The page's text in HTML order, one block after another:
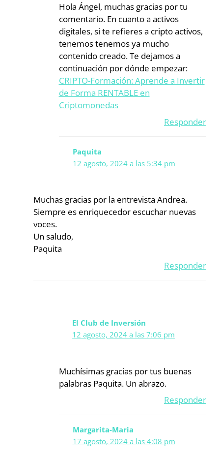
Hola Ángel, muchas gracias por tu
comentario. En cuanto a activos
digitales, si te refieres a cripto activos,
tenemos tenemos ya mucho
contenido creado. Te dejamos a
continuación por dónde empezar:
CRIPTO-Formación: Aprende a Invertir
de Forma RENTABLE en
Criptomonedas
Responder
Paquita
12 agosto, 2024 a las 5:34 pm
Muchas gracias por la entrevista Andrea.
Siempre es enriquecedor escuchar nuevas
voces.
Un saludo,
Paquita
Responder
El Club de Inversión
12 agosto, 2024 a las 7:06 pm
Muchísimas gracias por tus buenas
palabras Paquita. Un abrazo.
Responder
Margarita-Maria
17 agosto, 2024 a las 4:08 pm